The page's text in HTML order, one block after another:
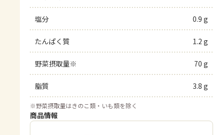
塩分 0.9 g
たんぱく質 1.2 g
野菜摂取量※ 70 g
脂質 3.8 g
※野菜摂取量はきのこ類・いも類を除く
商品情報